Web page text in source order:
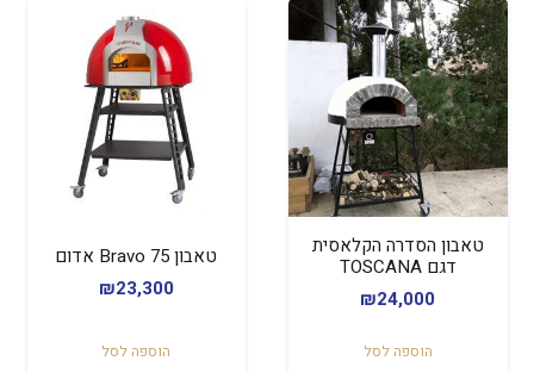
טאבון הסדרה הקלאסית
דגם TOSCANA
₪24,000
הוספה לסל
טאבון Bravo 75 אדום
₪23,300
הוספה לסל